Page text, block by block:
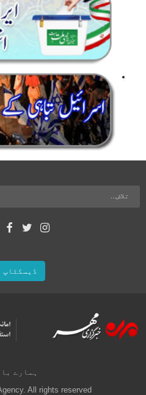
ڈیسکٹاپ
ہمارے
All rights reserved